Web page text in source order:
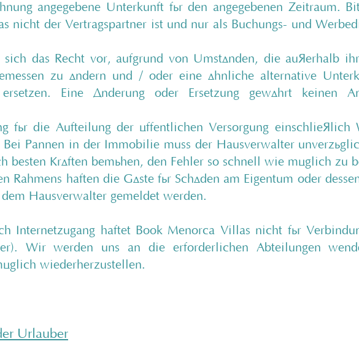
angegebene Unterkunft für den angegebenen Zeitraum.
nicht der Vertragspartner ist und nur als Buchungs- und
das Recht vor, aufgrund von Umständen, die außerhalb
zu ändern und / oder eine ähnliche alternative
Eine Änderung oder Ersetzung gewährt keinen
für die Aufteilung der öffentlichen Versorgung einschließlich
Bei Pannen in der Immobilie muss der Hausverwalter
besten Kräften bemühen, den Fehler so schnell wie möglich zu
Rahmens haften die Gäste für Schäden am Eigentum oder
Hausverwalter gemeldet werden.
Internetzugang haftet Book Menorca Villas nicht für
Wir werden uns an die erforderlichen Abteilungen
wiederherzustellen.
Urlauber